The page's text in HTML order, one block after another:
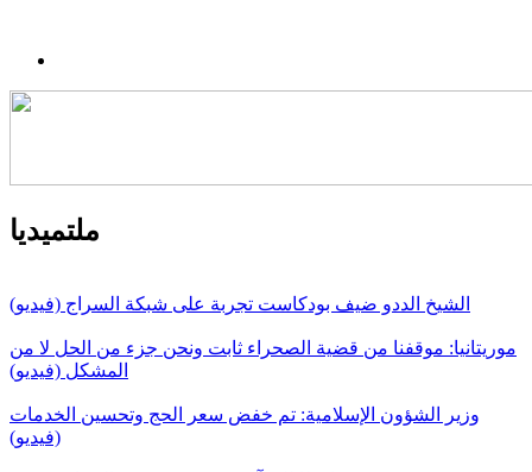
ملتميديا
الشيخ الددو ضيف بودكاست تجربة على شبكة السراج (فيديو)
موريتانيا: موقفنا من قضية الصحراء ثابت ونحن جزء من الحل لا من
المشكل (فيديو)
وزير الشؤون الإسلامية: تم خفض سعر الحج وتحسين الخدمات
(فيديو)